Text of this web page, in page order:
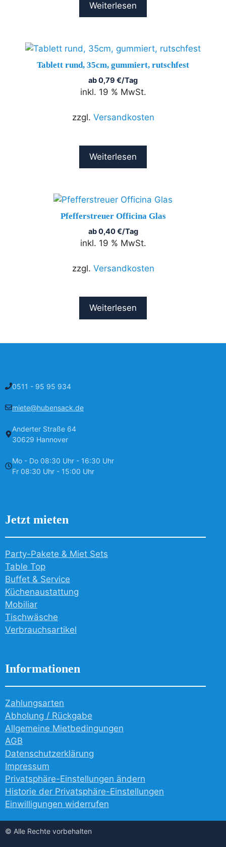
Weiterlesen
Tablett rund, 35cm, gummiert, rutschfest
ab0,79 €/Tag
inkl. 19 % MwSt.
zzgl. Versandkosten
Weiterlesen
Pfefferstreuer Officina Glas
ab0,40€/Tag
inkl. 19 % MwSt.
zzgl. Versandkosten
Weiterlesen
0511 - 95 95 934
miete@hubensack.de
Anderter Straße 64
30629 Hannover
Mo - Do 08:30 Uhr - 16:30 Uhr
Fr 08:30 Uhr - 15:00 Uhr
Jetzt mieten
Party-Pakete & Miet Sets
Table Top
Buffet & Service
Küchenaustattung
Mobiliar
Tischwäsche
Verbrauchsartikel
Informationen
Zahlungsarten
Abholung / Rückgabe
Allgemeine Mietbedingungen
AGB
Datenschutzerklärung
Impressum
Privatsphäre-Einstellungen ändern
Historie der Privatsphäre-Einstellungen
Einwilligungen widerrufen
© Alle Rechte vorbehalten